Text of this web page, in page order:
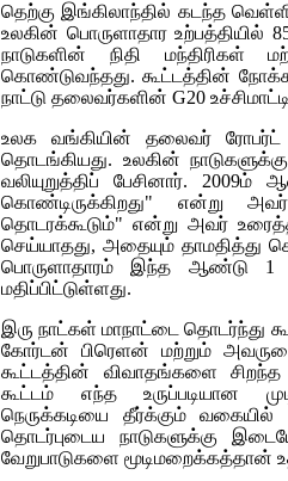
தெற்கு இங்கிலாந்தில் கடந்த
உலகின் பொருளாதார உற்பத்தியில்
நாடுகளின் நிதி மந்திரிகள்
கொண்டுவந்தது. கூட்டத்தின்
நாட்டு தலைவர்களின் G20
உலக வங்கியின் தலைவர் ரோபர்ட்
தொடங்கியது. உலகின்
வலியுறுத்திப் பேசினார்.
கொண்டிருக்கிறது" என்று
தொடரக்கூடும்" என்று அவர்
செய்யாதது, அதையும் தாமதித்து
பொருளாதாரம் இந்த ஆண்டு 1
மதிப்பிட்டுள்ளது.
இரு நாட்கள் மாநாட்டை தொடர்ந்து
கோர்டன் பிரெளன் மற்றும்
கூட்டத்தின் விவாதங்களை
கூட்டம் எந்த உருப்படியான
நெருக்கடியை தீர்க்கும் வகையில்
தொடர்புடைய நாடுகளுக்கு
வேறுபாடுகளை மூடிமறைக்கத்தான்